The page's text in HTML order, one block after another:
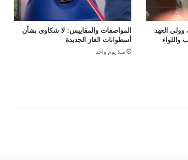
وولي العهد
واللواء
المواصفات والمقاييس: لا شكاوى بشأن
أسطوانات الغاز الجديدة
منذ يوم واحد